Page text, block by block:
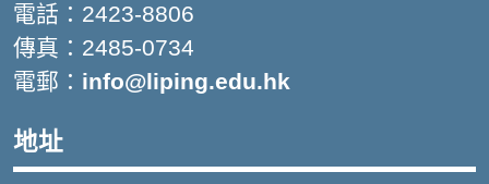
電話：2423-8806
傳真：2485-0734
電郵： info@liping.edu.hk
地址